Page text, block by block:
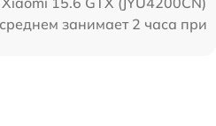
занимает 2 часа при